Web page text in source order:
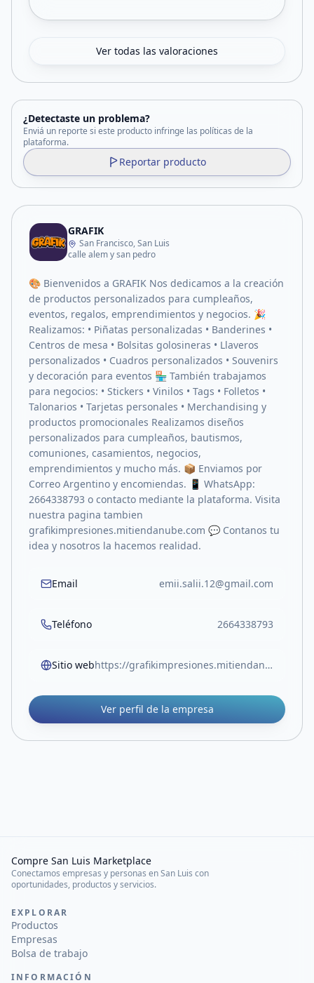
Ver todas las valoraciones
¿Detectaste un problema?
Enviá un reporte si este producto infringe las políticas de la
plataforma.
Reportar producto
GRAFIK
San Francisco, San Luis
calle alem y san pedro
🎨 Bienvenidos a GRAFIK Nos dedicamos a la creación
de productos personalizados para cumpleaños,
eventos, regalos, emprendimientos y negocios. 🎉
Realizamos: • Piñatas personalizadas • Banderines •
Centros de mesa • Bolsitas golosineras • Llaveros
personalizados • Cuadros personalizados • Souvenirs
y decoración para eventos 🏪 También trabajamos
para negocios: • Stickers • Vinilos • Tags • Folletos •
Talonarios • Tarjetas personales • Merchandising y
productos promocionales Realizamos diseños
personalizados para cumpleaños, bautismos,
comuniones, casamientos, negocios,
emprendimientos y mucho más. 📦 Enviamos por
Correo Argentino y encomiendas. 📱 WhatsApp:
2664338793 o contacto mediante la plataforma. Visita
nuestra pagina tambien
grafikimpresiones.mitiendanube.com 💬 Contanos tu
idea y nosotros la hacemos realidad.
Email emii.salii.12@gmail.com
Teléfono 2664338793
Sitio web https://grafikimpresiones.mitiendanube.com/
Ver perfil de la empresa
Compre San Luis Marketplace
Conectamos empresas y personas en San Luis con
oportunidades, productos y servicios.
EXPLORAR
Productos
Empresas
Bolsa de trabajo
INFORMACIÓN